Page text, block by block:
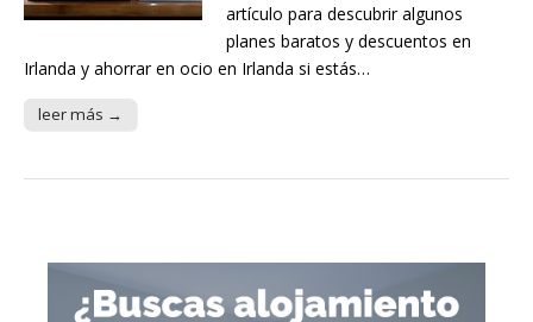
artículo para descubrir algunos
planes baratos y descuentos en
Irlanda y ahorrar en ocio en Irlanda si estás…
leer más →